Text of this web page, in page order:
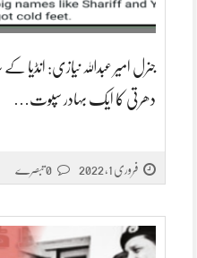
جنرل امیر عبداللہ نیازی: انڈیا کے
دھرتی کا ایک بہادر سپوت…
فروری 1, 2022